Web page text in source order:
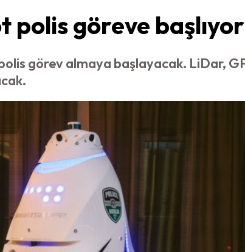
polis göreve başlıyor
görev almaya başlayacak. LiDar,